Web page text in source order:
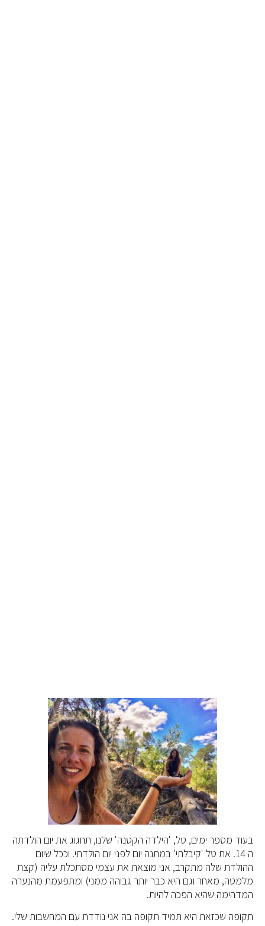
בעוד מספר ימים, טל, 'הילדה הקטנה' שלנו, תחגוג את יום הולדתה
ה 14. את טל 'קיבלתי' במתנה יום לפני יום הולדתי. וככל שיום
ההולדת שלה מתקרב, אני מוצאת את עצמי מסתכלת עליה (קצת
מלמטה, מאחר וגם היא כבר יותר גבוהה ממני) ומתפעמת מהנערה
המדהימה שהיא הפכה להיות.
תקופה שכזאת היא תמיד תקופה בה אני נודדת עם המחשבות שלי.